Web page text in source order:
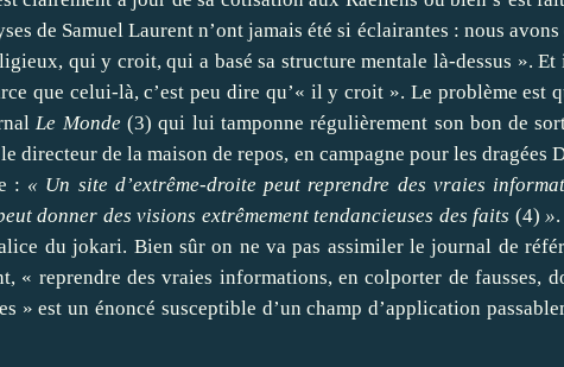
de Samuel Laurent n’ont jamais été si éclairantes : nous
qui y croit, qui a basé sa structure mentale là-dessus ».
que celui-là, c’est peu dire qu’« il y croit ». Le problème est
Le Monde (3) qui lui tamponne régulièrement son bon de
directeur de la maison de repos, en campagne pour les dragées
: « Un site d’extrême-droite peut reprendre des vraies
donner des visions extrêmement tendancieuses des faits (4) »
du jokari. Bien sûr on ne va pas assimiler le journal de
« reprendre des vraies informations, en colporter de fausses,
» est un énoncé susceptible d’un champ d’application